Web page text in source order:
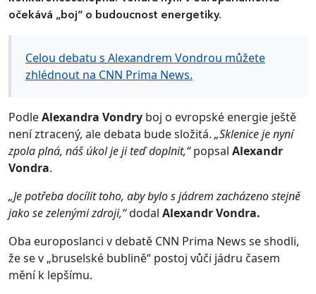
očekává „boj“ o budoucnost energetiky.
Celou debatu s Alexandrem Vondrou můžete
zhlédnout na CNN Prima News.
PodleAlexandra Vondry boj o evropské energie ještě
není ztracený, ale debata bude složitá. „Sklenice je nyní
zpola plná, náš úkol je ji teď doplnit,“popsal Alexandr
Vondra.
„Je potřeba docílit toho, aby bylo s jádrem zacházeno stejně
jako se zelenými zdroji,“dodal Alexandr Vondra.
Oba europoslanci v debatě CNN Prima News se shodli,
že se v „bruselské bublině“ postoj vůči jádru časem
mění k lepšímu.